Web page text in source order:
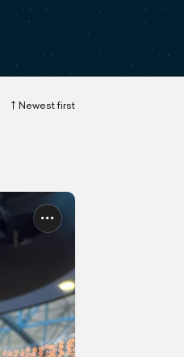
Newest first